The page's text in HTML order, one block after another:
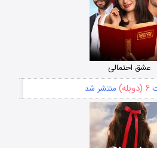
عشق احتمالی
۶ (دوبله) منتشر شد